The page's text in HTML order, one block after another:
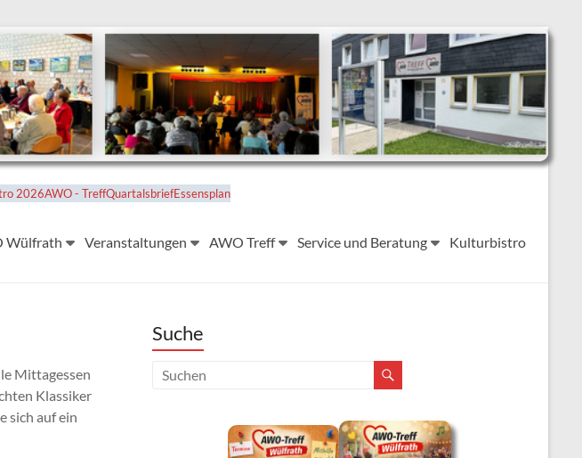
2026AWO - TreffQuartalsbriefEssensplan
Wülfrath Veranstaltungen AWO Treff Service und Beratung Kulturbistro
Mittagessen
Klassiker
sich auf ein
Suche